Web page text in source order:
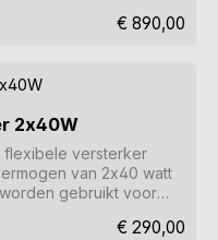
Normale prijs:
€ 890,00
2x40W
flexibele versterker
van 2x40 watt
gebruikt voor
Normale prijs:
€ 290,00